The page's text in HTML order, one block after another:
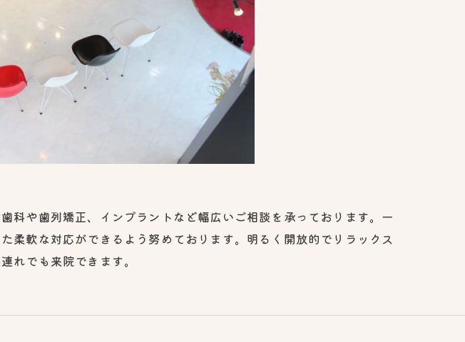
科や歯列矯正、インプラントなど幅広いご相談を承っております。一
柔軟な対応ができるよう努めております。明るく開放的でリラックス
れでも来院できます。